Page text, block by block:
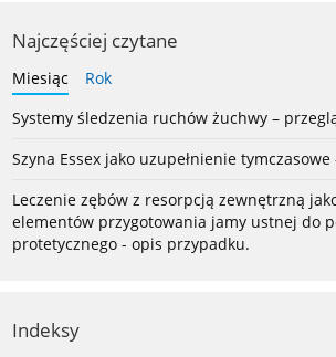
Najczęściej czytane
Miesiąc
Rok
Systemy śledzenia ruchów żuchwy –
Szyna Essex jako uzupełnienie
Leczenie zębów z resorpcją zewnętrzną
elementów przygotowania jamy ustnej do
protetycznego - opis przypadku.
Indeksy